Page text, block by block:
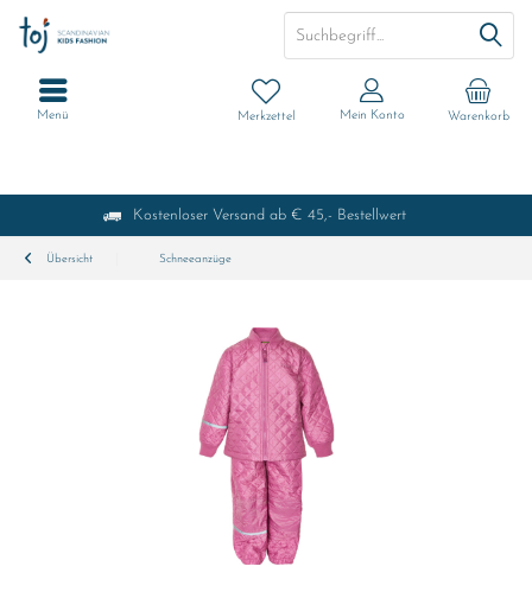
Kostenloser Versand ab € 45,- Bestellwert
Warenkorb
Merkzettel Mein Konto
Menü
Übersicht Schneeanzüge